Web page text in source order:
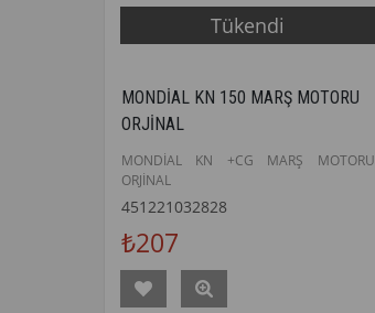
Tükendi
MONDİAL KN 150 MARŞ MOTORU
ORJİNAL
MONDİAL KN +CG MARŞ MOTORU
ORJİNAL
451221032828
₺207